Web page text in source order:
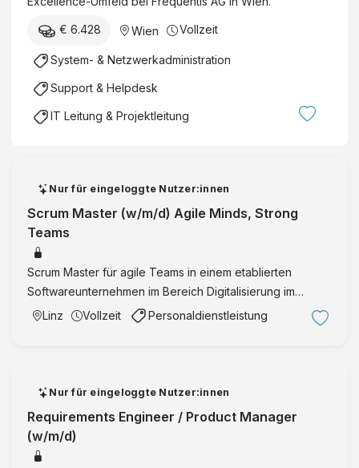
€ 6.428 Wien Vollzeit
System- & Netzwerkadministration
Support & Helpdesk
IT Leitung & Projektleitung
Nur für eingeloggte Nutzer:innen
Scrum Master (w/m/d) Agile Minds, Strong
Teams
Scrum Master für agile Teams in einem etablierten
Softwareunternehmen im Bereich Digitalisierung im
industriellen Umfeld in Linz.
Linz Vollzeit Personaldienstleistung
Nur für eingeloggte Nutzer:innen
Requirements Engineer / Product Manager
(w/m/d)